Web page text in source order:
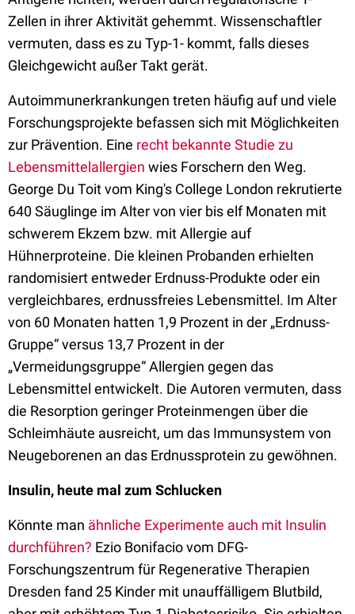
Zellen in ihrer Aktivität gehemmt. Wissenschaftler
vermuten, dass es zu Typ-1- kommt, falls dieses
Gleichgewicht außer Takt gerät.
Autoimmunerkrankungen treten häufig auf und viele
Forschungsprojekte befassen sich mit Möglichkeiten
zur Prävention. Eine recht bekannte Studie zu
Lebensmittelallergien wies Forschern den Weg.
George Du Toit vom King's College London rekrutierte
640 Säuglinge im Alter von vier bis elf Monaten mit
schwerem Ekzem bzw. mit Allergie auf
Hühnerproteine. Die kleinen Probanden erhielten
randomisiert entweder Erdnuss-Produkte oder ein
vergleichbares, erdnussfreies Lebensmittel. Im Alter
von 60 Monaten hatten 1,9 Prozent in der „Erdnuss-
Gruppe“ versus 13,7 Prozent in der
„Vermeidungsgruppe“ Allergien gegen das
Lebensmittel entwickelt. Die Autoren vermuten, dass
die Resorption geringer Proteinmengen über die
Schleimhäute ausreicht, um das Immunsystem von
Neugeborenen an das Erdnussprotein zu gewöhnen.
Insulin, heute mal zum Schlucken
Könnte man ähnliche Experimente auch mit Insulin
durchführen? Ezio Bonifacio vom DFG-
Forschungszentrum für Regenerative Therapien
Dresden fand 25 Kinder mit unauffälligem Blutbild,